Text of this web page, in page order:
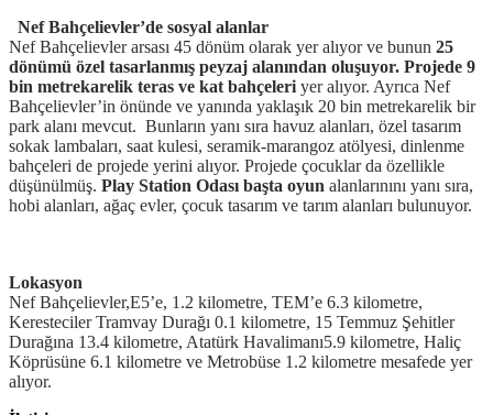
Nef Bahçelievler’de sosyal alanlar
Nef Bahçelievler arsası 45 dönüm olarak yer alıyor ve bunun 25
dönümü özel tasarlanmış peyzaj alanından oluşuyor. Projede 9
bin metrekarelik teras ve kat bahçeleri yer alıyor. Ayrıca Nef
Bahçelievler’in önünde ve yanında yaklaşık 20 bin metrekarelik bir
park alanı mevcut. Bunların yanı sıra havuz alanları, özel tasarım
sokak lambaları, saat kulesi, seramik-marangoz atölyesi, dinlenme
bahçeleri de projede yerini alıyor. Projede çocuklar da özellikle
düşünülmüş. Play Station Odası başta oyun alanlarınını yanı sıra,
hobi alanları, ağaç evler, çocuk tasarım ve tarım alanları bulunuyor.
Lokasyon
Nef Bahçelievler,E5’e, 1.2 kilometre, TEM’e 6.3 kilometre,
Keresteciler Tramvay Durağı 0.1 kilometre, 15 Temmuz Şehitler
Durağına 13.4 kilometre, Atatürk Havalimanı5.9 kilometre, Haliç
Köprüsüne 6.1 kilometre ve Metrobüse 1.2 kilometre mesafede yer
alıyor.